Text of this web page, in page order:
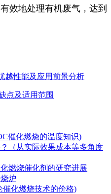
效地处理有机废气，达到
越性能及应用前景分析
点及适用范围
催化燃烧的温度知识)
（从实际效果成本等多角度
燃烧催化剂的研究进展
炉
化燃烧技术的价格)